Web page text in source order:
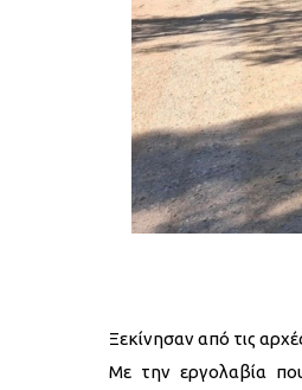
Ξεκίνησαν από τις
Με την εργολαβία